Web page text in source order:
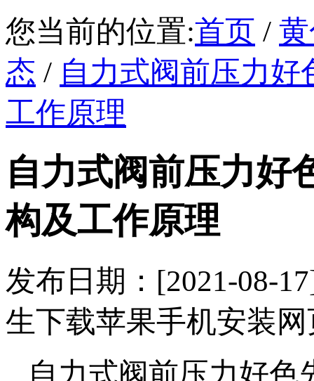
您当前的位置:首页 /
态 / 自力式阀前压力
工作原理
自力式阀前压力好
构及工作原理
发布日期：[2021-08-
生下载苹果手机安装网页
自力式阀前压力好